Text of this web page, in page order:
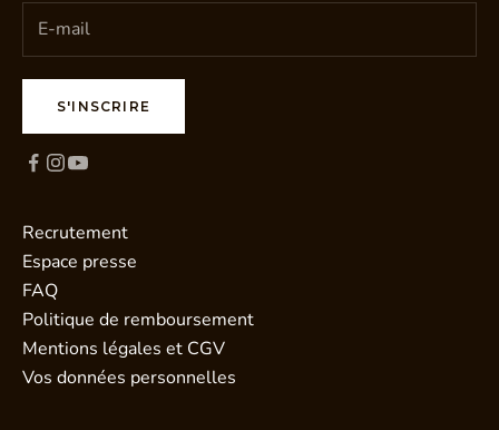
S'INSCRIRE
Recrutement
Espace presse
FAQ
Politique de remboursement
Mentions légales et CGV
Vos données personnelles